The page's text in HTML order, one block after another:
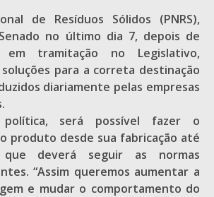
de Resíduos Sólidos (PNRS),
no último dia 7, depois de
em tramitação no Legislativo,
para a correta destinação
diariamente pelas empresas
será possível fazer o
produto desde sua fabricação até
deverá seguir as normas
“Assim queremos aumentar a
e mudar o comportamento do